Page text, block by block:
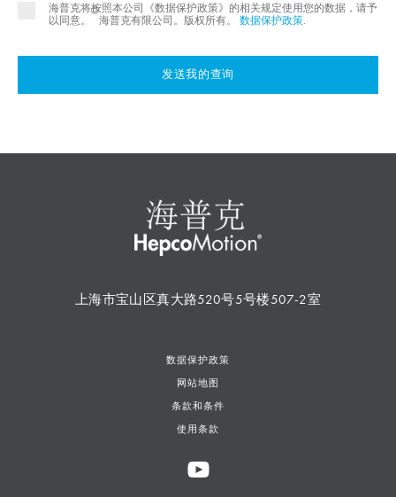
海普克将按照本公司《数据保护政策》的相关规定使用您的数据，请予
以同意。
©
海普克有限公司。版权所有。 数据保护政策
发送我的查询
上海市宝山区真大路520号5号楼507-2室
数据保护政策
网站地图
条款和条件
使用条款